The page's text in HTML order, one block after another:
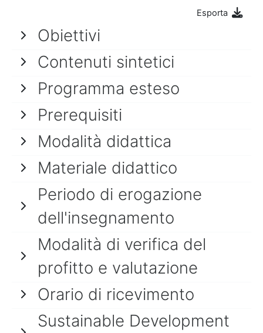
Esporta
Obiettivi
Contenuti sintetici
Programma esteso
Prerequisiti
Modalità didattica
Materiale didattico
Periodo di erogazione
dell'insegnamento
Modalità di verifica del
profitto e valutazione
Orario di ricevimento
Sustainable Development